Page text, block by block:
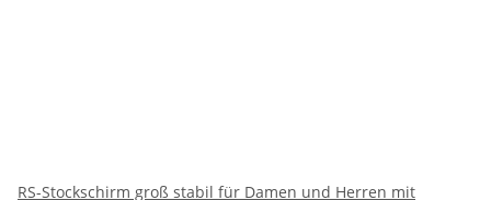
RS-Stockschirm groß stabil für Damen und Herren mit